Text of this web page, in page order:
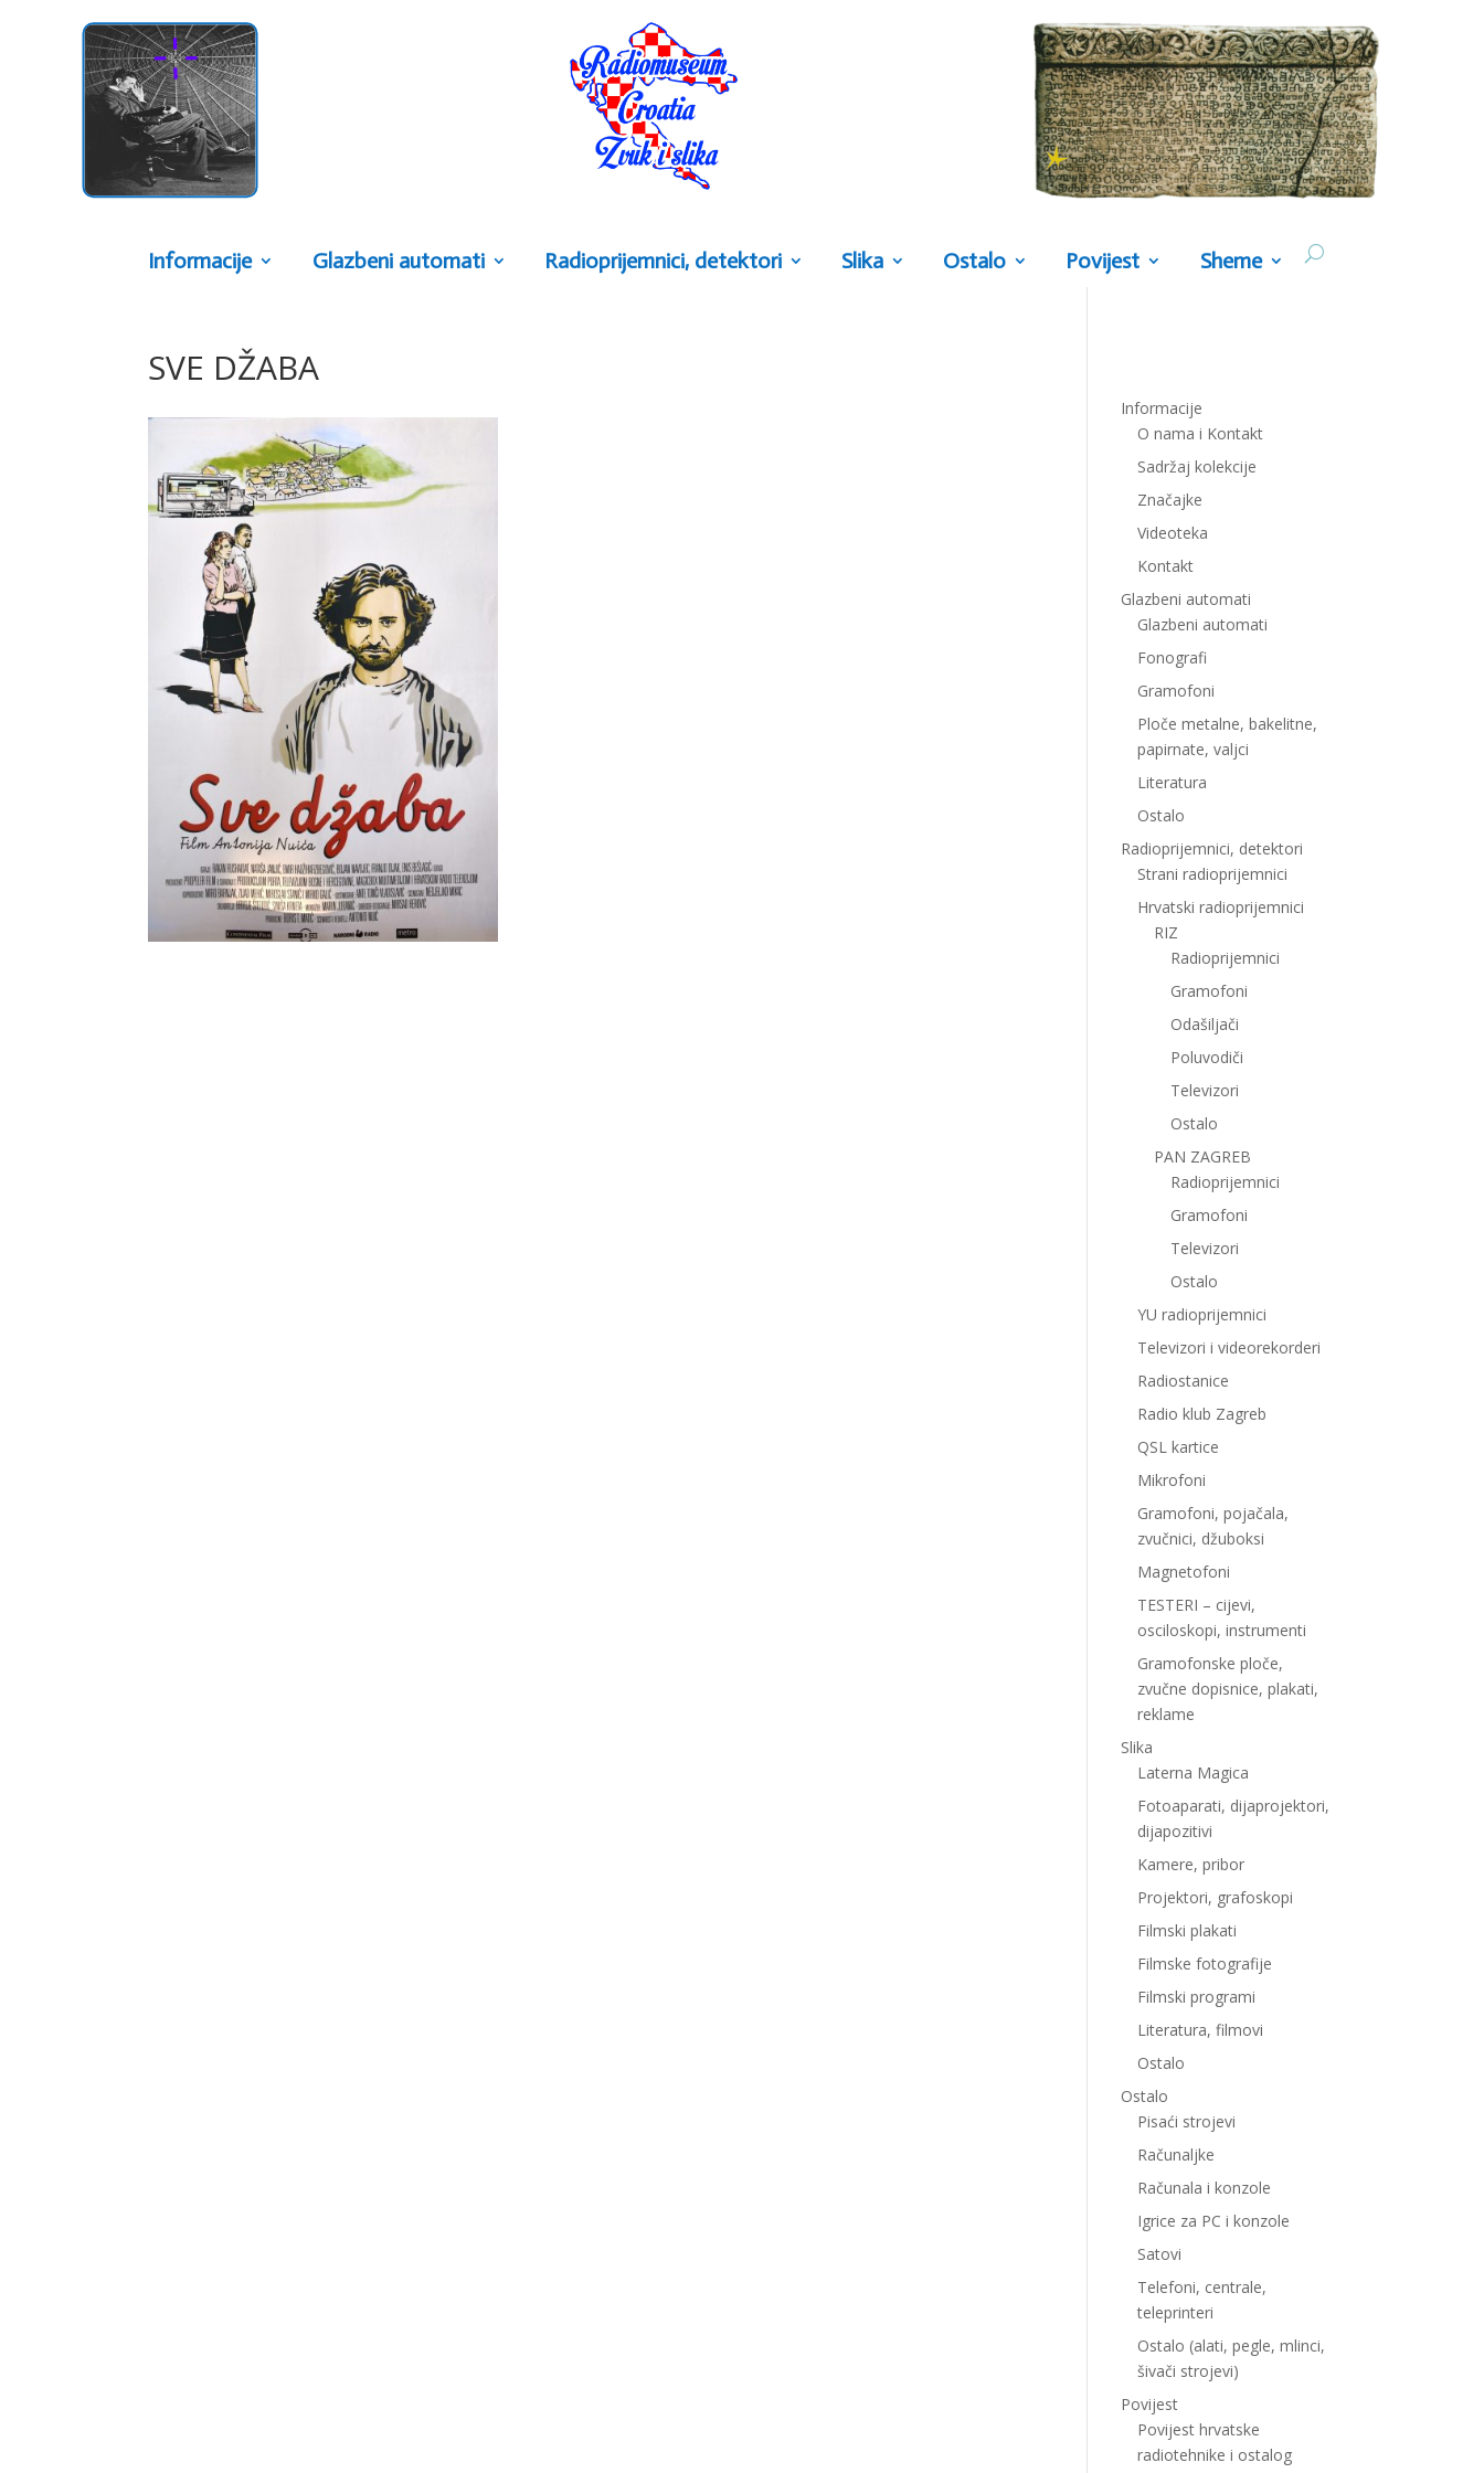
Informacije Glazbeni automati Radioprijemnici, detektori Slika Ostalo Povijest Sheme
SVE DŽABA
Informacije
O nama i Kontakt
Sadržaj kolekcije
Značajke
Videoteka
Kontakt
Glazbeni automati
Glazbeni automati
Fonografi
Gramofoni
Ploče metalne, bakelitne,
papirnate, valjci
Literatura
Ostalo
Radioprijemnici, detektori
Strani radioprijemnici
Hrvatski radioprijemnici
RIZ
Radioprijemnici
Gramofoni
Odašiljači
Poluvodiči
Televizori
Ostalo
PAN ZAGREB
Radioprijemnici
Gramofoni
Televizori
Ostalo
YU radioprijemnici
Televizori i videorekorderi
Radiostanice
Radio klub Zagreb
QSL kartice
Mikrofoni
Gramofoni, pojačala,
zvučnici, džuboksi
Magnetofoni
TESTERI – cijevi,
osciloskopi, instrumenti
Gramofonske ploče,
zvučne dopisnice, plakati,
reklame
Slika
Laterna Magica
Fotoaparati, dijaprojektori,
dijapozitivi
Kamere, pribor
Projektori, grafoskopi
Filmski plakati
Filmske fotografije
Filmski programi
Literatura, filmovi
Ostalo
Ostalo
Pisaći strojevi
Računaljke
Računala i konzole
Igrice za PC i konzole
Satovi
Telefoni, centrale,
teleprinteri
Ostalo (alati, pegle, mlinci,
šivači strojevi)
Povijest
Povijest hrvatske
radiotehnike i ostalog